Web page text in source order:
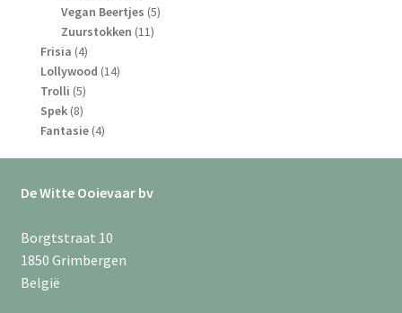
producten
Vegan Beertjes 55
Zuurstokken 1111
Frisia 44
producten
Lollywood 1414
Trolli 55
producten
Spek 88
producten
Fantasie 44
De Witte Ooievaar bv
Borgtstraat 10
1850 Grimbergen
België